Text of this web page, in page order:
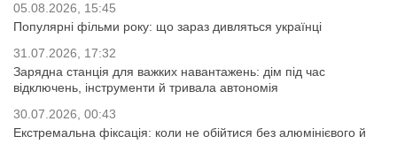
05.08.2026, 15:45
Популярні фільми року: що зараз дивляться українці
31.07.2026, 17:32
Зарядна станція для важких навантажень: дім під час
відключень, інструменти й тривала автономія
30.07.2026, 00:43
Екстремальна фіксація: коли не обійтися без алюмінієвого й